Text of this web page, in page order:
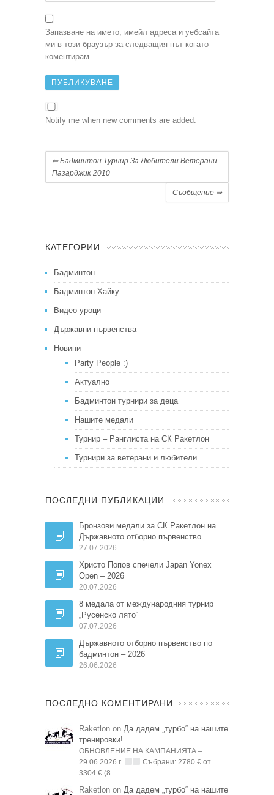
Запазване на името, имейл адреса и уебсайта
ми в този браузър за следващия път когато
коментирам.
Notify me when new comments are added.
⇐Бадминтон Турнир За Любители Ветерани
Пазарджик 2010
Съобщение ⇒
КАТЕГОРИИ
Бадминтон
Бадминтон Хайку
Видео уроци
Държавни първенства
Новини
Party People :)
Актуално
Бадминтон турнири за деца
Нашите медали
Турнир – Ранглиста на СК Ракетлон
Турнири за ветерани и любители
ПОСЛЕДНИ ПУБЛИКАЦИИ
Бронзови медали за СК Ракетлон на
Държавното отборно първенство
27.07.2026
Христо Попов спечели Japan Yonex
Open – 2026
20.07.2026
8 медала от международния турнир
„Русенско лято“
07.07.2026
Държавното отборно първенство по
бадминтон – 2026
26.06.2026
ПОСЛЕДНО КОМЕНТИРАНИ
Raketlon on Да дадем „турбо“ на нашите
тренировки!
ОБНОВЛЕНИЕ НА КАМПАНИЯТА –
29.06.2026 г.
Събрани: 2780 € от
3304 € (8...
Raketlon on Да дадем „турбо“ на нашите